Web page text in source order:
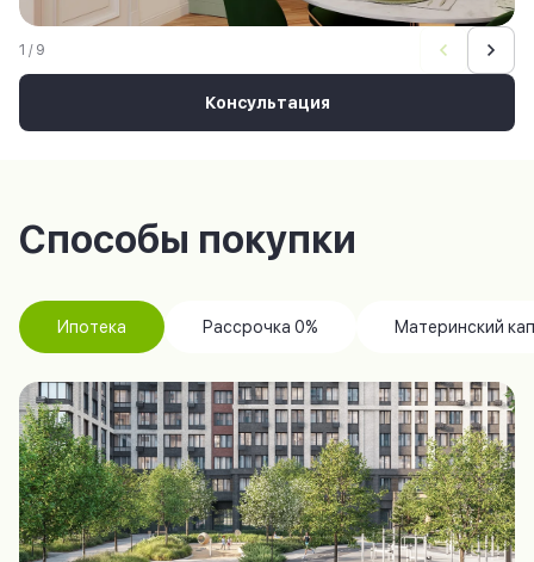
Консультация
1 / 9
Способы покупки
Ипотека Рассрочка 0% Материнский